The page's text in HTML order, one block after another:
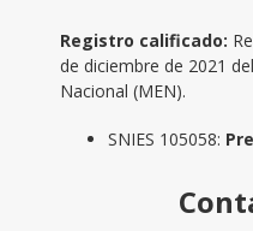
Registro calificado:
de diciembre de 2021
Nacional (MEN).
SNIES 105058: